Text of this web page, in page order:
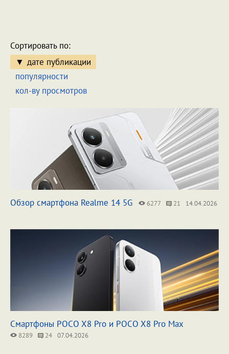
Сортировать по:
дате публикации
популярности
кол-ву просмотров
Обзор смартфона Realme 14 5G 6277 21 14.04.2026
Смартфоны POCO X8 Pro и POCO X8 Pro Max
8289 24 07.04.2026